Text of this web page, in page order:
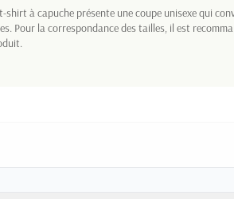
shirt à capuche présente une coupe unisexe qui
Pour la correspondance des tailles, il est